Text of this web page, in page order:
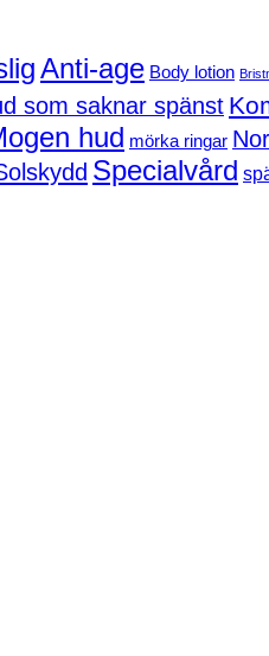
Anti-age Body lotion
som saknar spänst
hud mörka ringar
Specialvård